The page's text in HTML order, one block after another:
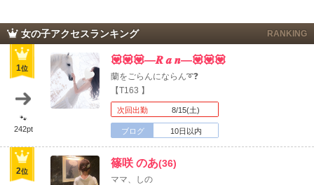
女の子アクセスランキング RANKING
1位
🐾
242pt
💟💟💟—𝑹 𝒂 𝒏—💟💟💟
蘭をごらんにならん➰❓
【T163 】
次回出勤 8/15(土)
ブログ 10日以内
2位
篠咲 のあ(36)
ママ、しの
X (旧Twitter)
会員ログイン
女の子ログイン
店舗ログイン
北海道 東北
甲信越
東海